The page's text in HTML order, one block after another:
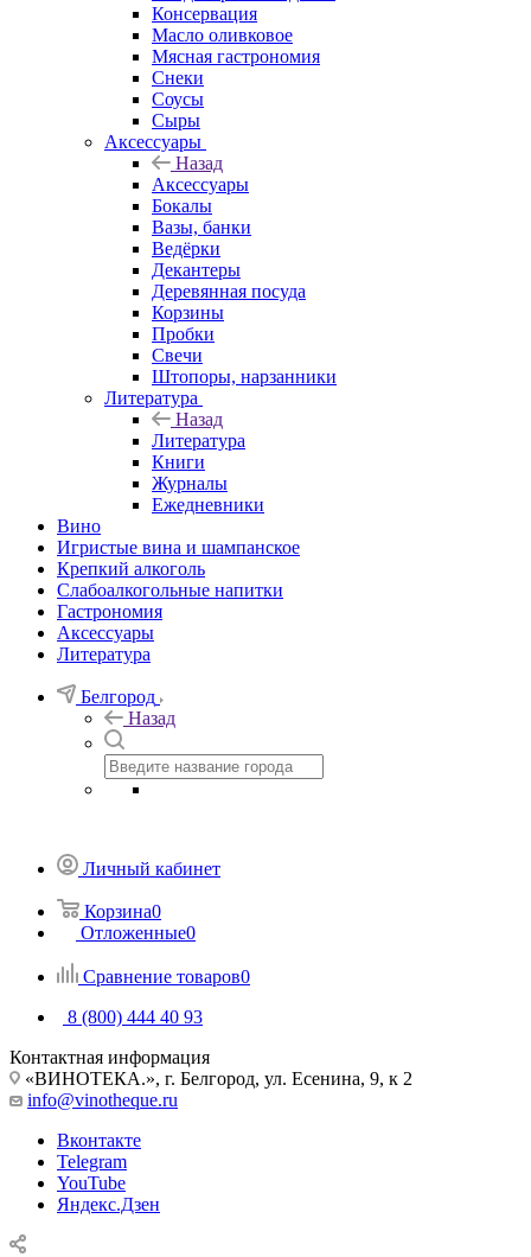
Консервация
Масло оливковое
Мясная гастрономия
Снеки
Соусы
Сыры
Аксессуары
Назад
Аксессуары
Бокалы
Вазы, банки
Ведёрки
Декантеры
Деревянная посуда
Корзины
Пробки
Свечи
Штопоры, нарзанники
Литература
Назад
Литература
Книги
Журналы
Ежедневники
Вино
Игристые вина и шампанское
Крепкий алкоголь
Слабоалкогольные напитки
Гастрономия
Аксессуары
Литература
Белгород
Назад
Личный кабинет
Корзина0
Отложенные0
Сравнение товаров0
8 (800) 444 40 93
Контактная информация
«ВИНОТЕКА.», г. Белгород, ул. Есенина, 9, к 2
info@vinotheque.ru
Вконтакте
Telegram
YouTube
Яндекс.Дзен